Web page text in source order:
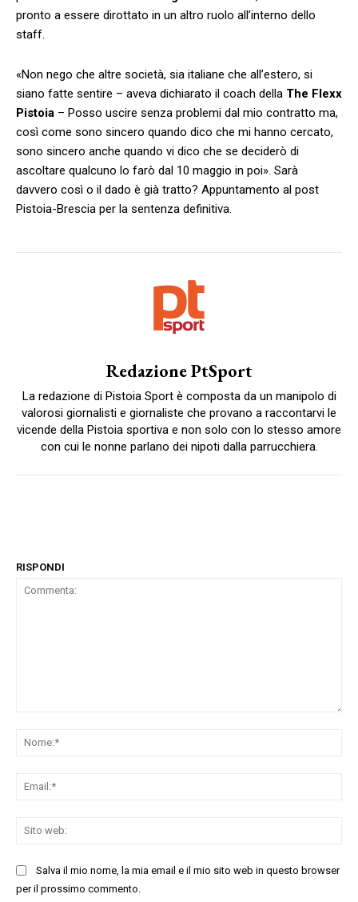
pronto a essere dirottato in un altro ruolo all’interno dello
staff.
«Non nego che altre società, sia italiane che all’estero, si
siano fatte sentire – aveva dichiarato il coach della The Flexx
Pistoia – Posso uscire senza problemi dal mio contratto ma,
così come sono sincero quando dico che mi hanno cercato,
sono sincero anche quando vi dico che se deciderò di
ascoltare qualcuno lo farò dal 10 maggio in poi». Sarà
davvero così o il dado è già tratto? Appuntamento al post
Pistoia-Brescia per la sentenza definitiva.
Redazione PtSport
La redazione di Pistoia Sport è composta da un manipolo di
valorosi giornalisti e giornaliste che provano a raccontarvi le
vicende della Pistoia sportiva e non solo con lo stesso amore
con cui le nonne parlano dei nipoti dalla parrucchiera.
RISPONDI
Salva il mio nome, la mia email e il mio sito web in questo browser
per il prossimo commento.